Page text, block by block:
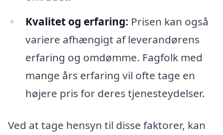
Kvalitet og erfaring: Prisen kan også
variere afhængigt af leverandørens
erfaring og omdømme. Fagfolk med
mange års erfaring vil ofte tage en
højere pris for deres tjenesteydelser.
Ved at tage hensyn til disse faktorer, kan